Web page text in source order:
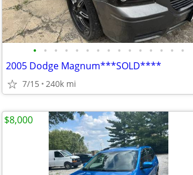
• • • • • • • • • • • • • • •
2005 Dodge Magnum***SOLD****
7/15 240k mi
$8,000